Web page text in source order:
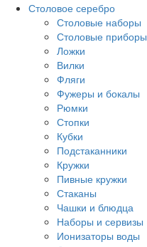
Столовое серебро
Столовые наборы
Столовые приборы
Ложки
Вилки
Фляги
Фужеры и бокалы
Рюмки
Стопки
Кубки
Подстаканники
Кружки
Пивные кружки
Стаканы
Чашки и блюдца
Наборы и сервизы
Ионизаторы воды